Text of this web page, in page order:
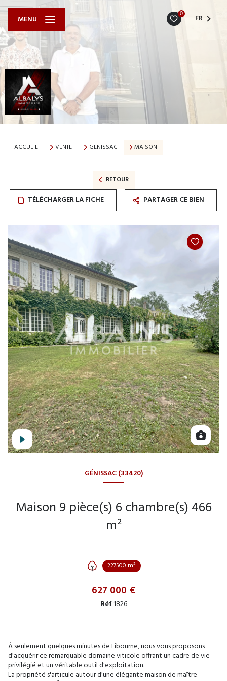
0 FR
MENU
ACCUEIL VENTE GENISSAC MAISON
RETOUR
TÉLÉCHARGER LA FICHE PARTAGER CE BIEN
GÉNISSAC (33420)
Maison 9 pièce(s) 6 chambre(s) 466
m²
227500 m²
627 000 €
Réf1826
À seulement quelques minutes de Libourne, nous vous proposons
d'acquérir ce remarquable domaine viticole offrant un cadre de vie
privilégié et un véritable outil d'exploitation.
La propriété s'articule autour d'une élégante maison de maître